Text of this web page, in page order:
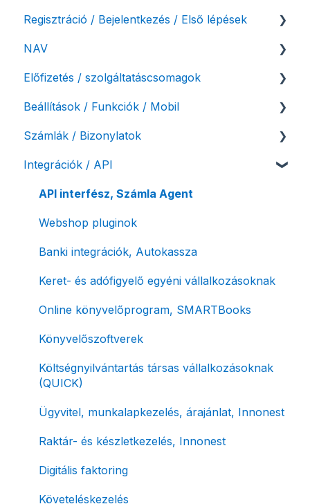
Regisztráció / Bejelentkezés / Első lépések
Felhasználó beállításai
Számlázási fiók kezdő beállításai, első lépések
NAV
NAV online adatszolgáltatás
Adóhatósági ellenőrzés adatszolgáltatás
NAV pénztárgép feladás (PTGSZLAH)
Számlaverzum
Előfizetés / szolgáltatáscsomagok
Szolgáltatáscsomag kiválasztása
Szolgáltatáscsomag módosítása
Fiók / felhasználó törlése
Díjfizetés / díjtartozás / korlátozás
Fizetési módok
Beállítások / Funkciók / Mobil
Számlakészítés
Mobilapplikáció / MostSzámlázz
Bejövő számlák és vevői fiók
Tömeges számlagenerálás
Tömeges-, és csoportos műveletek
Megbízott számlakibocsátás / Önszámlázás
Online fizetési megoldások
Archiválás
Postai szolgáltatás
Számlák / Bizonylatok
Sztornó-, és helyesbítő számla
Díjbekérő, szállítólevél
Előlegszámla, végszámla
E-számla
Nyugta / e-nyugta
Devizás és idegen nyelvű számlázás
Számla piszkozat
Ismétlődő számlázás
Integrációk / API
API interfész, Számla Agent
Webshop pluginok
Banki integrációk, Autokassza
Keret- és adófigyelő egyéni vállalkozásoknak
Online könyvelőprogram, SMARTBooks
Könyvelőszoftverek
Költségnyilvántartás társas vállalkozásoknak
(QUICK)
Ügyvitel, munkalapkezelés, árajánlat, Innonest
Raktár- és készletkezelés, Innonest
Digitális faktoring
Követeléskezelés